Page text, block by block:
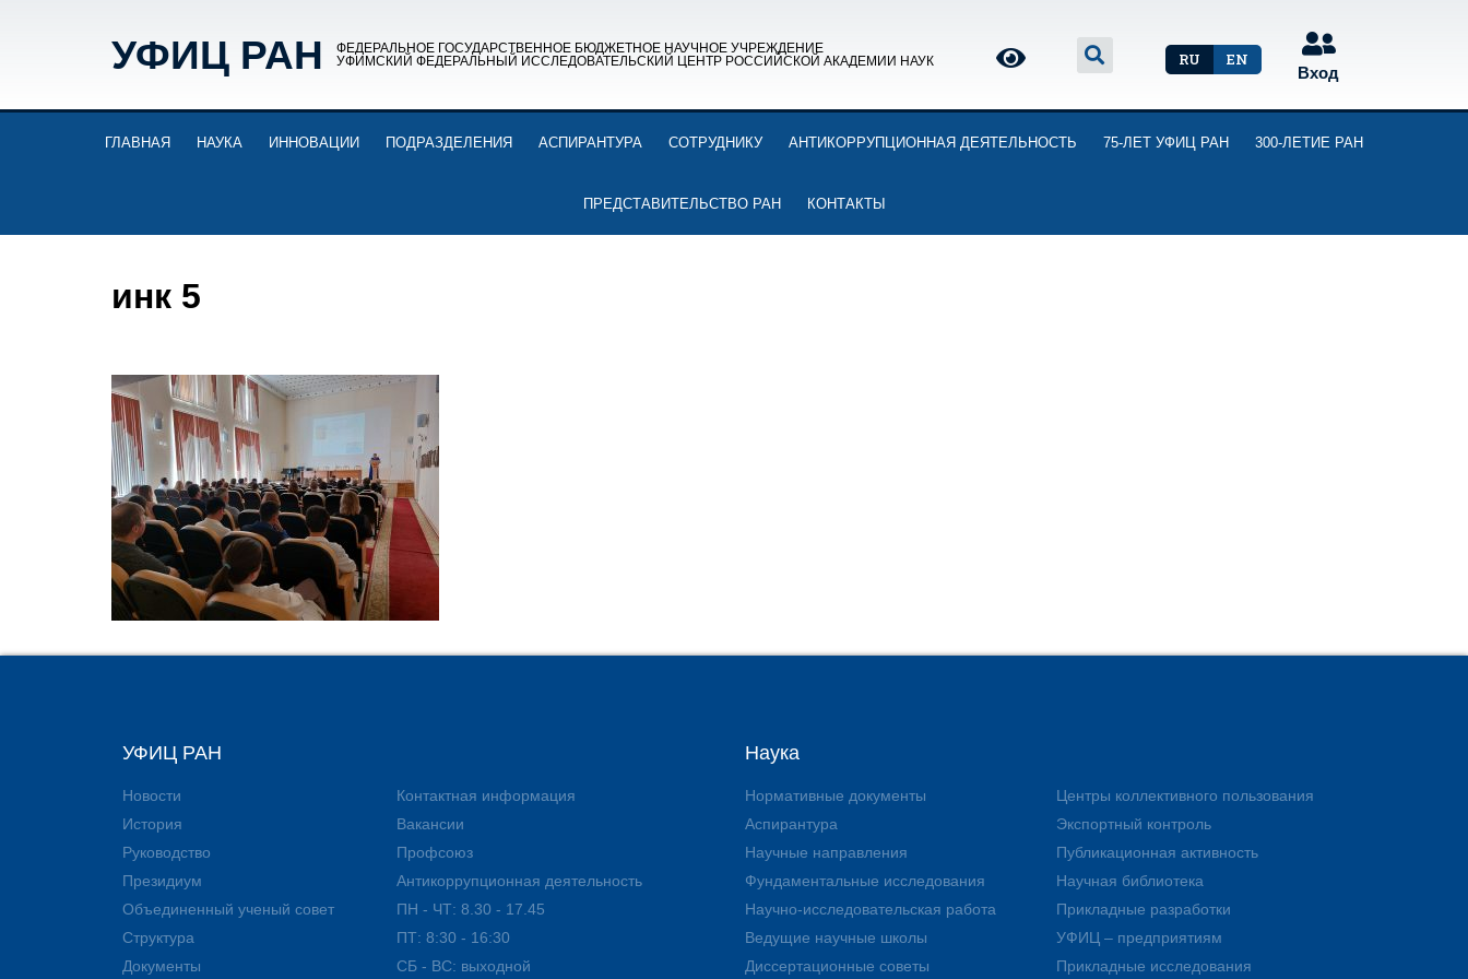
УФИЦ РАН
ФЕДЕРАЛЬНОЕ ГОСУДАРСТВЕННОЕ БЮДЖЕТНОЕ НАУЧНОЕ УЧРЕЖДЕНИЕ
УФИМСКИЙ ФЕДЕРАЛЬНЫЙ ИССЛЕДОВАТЕЛЬСКИЙ ЦЕНТР РОССИЙСКОЙ АКАДЕМИИ НАУК
RU EN
Вход
ГЛАВНАЯ НАУКА ИННОВАЦИИ ПОДРАЗДЕЛЕНИЯ АСПИРАНТУРА СОТРУДНИКУ АНТИКОРРУПЦИОННАЯ ДЕЯТЕЛЬНОСТЬ 75-ЛЕТ УФИЦ РАН 300-ЛЕТИЕ РАН
ПРЕДСТАВИТЕЛЬСТВО РАН КОНТАКТЫ
инк 5
УФИЦ РАН
Новости
История
Руководство
Президиум
Объединенный ученый совет
Структура
Документы
Контактная информация
Вакансии
Профсоюз
Антикоррупционная деятельность
ПН - ЧТ: 8.30 - 17.45
ПТ: 8:30 - 16:30
СБ - ВС: выходной
Наука
Нормативные документы
Аспирантура
Научные направления
Фундаментальные исследования
Научно-исследовательская работа
Ведущие научные школы
Диссертационные советы
Центры коллективного пользования
Экспортный контроль
Публикационная активность
Научная библиотека
Прикладные разработки
УФИЦ – предприятиям
Прикладные исследования